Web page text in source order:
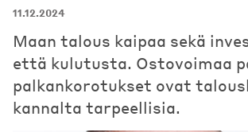
11.12.2024
Maan talous kaipaa sekä
että kulutusta. Ostovoimaa
palkankorotukset ovat
kannalta tarpeellisia.